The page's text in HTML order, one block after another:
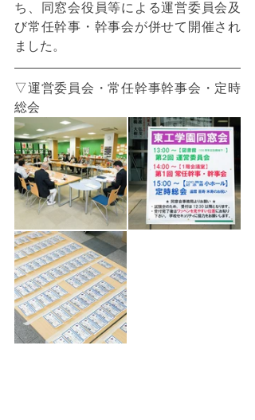
ち、同窓会役員等による運営委員会及
び常任幹事・幹事会が併せて開催され
ました。
▽運営委員会・常任幹事幹事会・定時
総会